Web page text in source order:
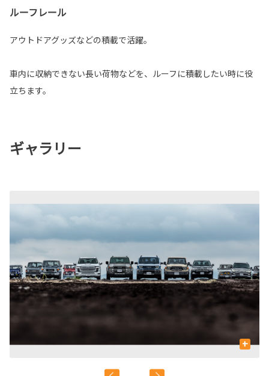
ルーフレール
アウトドアグッズなどの積載で活躍。
車内に収納できない長い荷物などを、ルーフに積載したい時に役
立ちます。
ギャラリー
+